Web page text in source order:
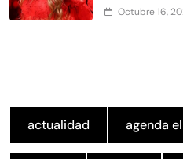
Octubre 16,
actualidad agenda